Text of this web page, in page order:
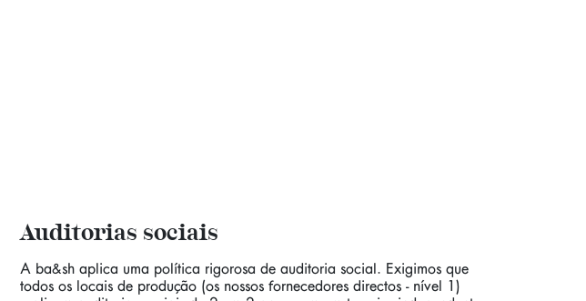
Auditorias sociais
A ba&sh aplica uma política rigorosa de auditoria social. Exigimos que
todos os locais de produção (os nossos fornecedores directos - nível 1)